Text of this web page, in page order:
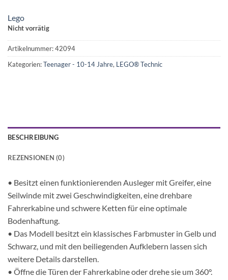
Lego
Nicht vorrätig
Artikelnummer:42094
Kategorien:Teenager - 10-14 Jahre, LEGO® Technic
BESCHREIBUNG
REZENSIONEN (0)
• Besitzt einen funktionierenden Ausleger mit Greifer, eine
Seilwinde mit zwei Geschwindigkeiten, eine drehbare
Fahrerkabine und schwere Ketten für eine optimale
Bodenhaftung.
• Das Modell besitzt ein klassisches Farbmuster in Gelb und
Schwarz, und mit den beiliegenden Aufklebern lassen sich
weitere Details darstellen.
• Öffne die Türen der Fahrerkabine oder drehe sie um 360°.